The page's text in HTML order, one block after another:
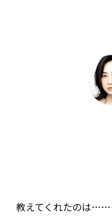
教えてくれたのは……